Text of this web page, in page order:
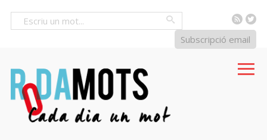
RSS
Subscripció email